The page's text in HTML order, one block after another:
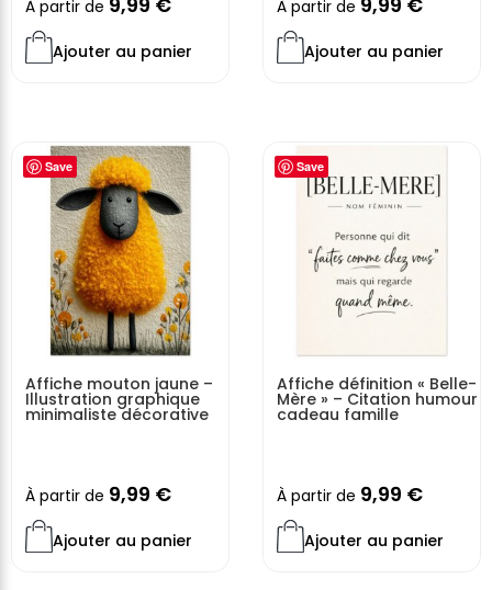
À partir de
Ajouter au panier
À partir de
Ajouter au panier
Save
Affiche mouton jaune –
Illustration graphique
minimaliste décorative
À partir de 9,99 €
Ajouter au panier
Save
Affiche définition « Belle-
Mère » – Citation humour
cadeau famille
À partir de 9,99 €
Ajouter au panier